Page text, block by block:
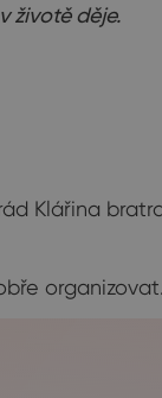
životě děje.
Klářina
organizovat.